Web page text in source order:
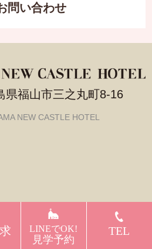
LINEでOK!
見学予約
TEL
問い合わせ
県福山市三之丸町8-16
NEW CASTLE HOTEL